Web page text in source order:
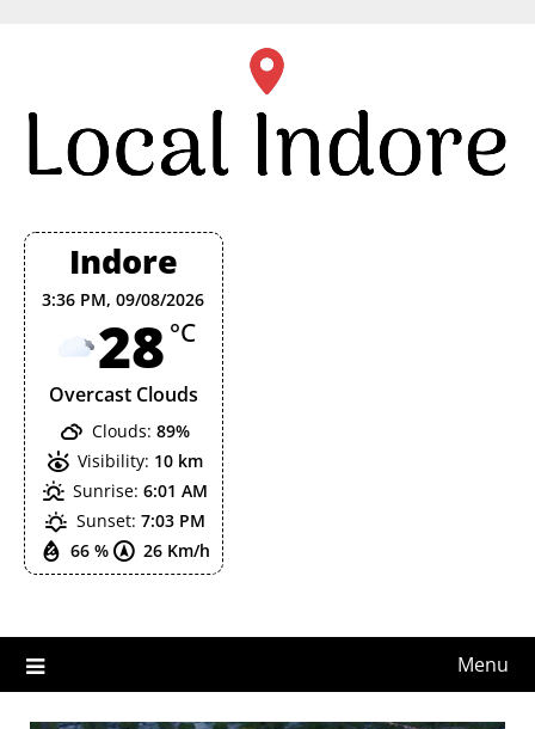
Indore
3:36 PM,09/08/2026
28 °C
Overcast Clouds
66 % 26 Km/h
Clouds: 89%
Visibility: 10 km
Sunrise: 6:01 AM
Sunset: 7:03 PM
Menu